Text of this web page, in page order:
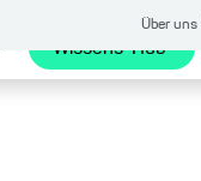
Über uns
Wissens-Hub